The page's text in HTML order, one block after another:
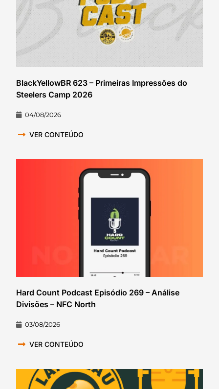
BlackYellowBR 623 – Primeiras Impressões do
Steelers Camp 2026
04/08/2026
VER CONTEÚDO
Hard Count Podcast Episódio 269 – Análise
Divisões – NFC North
03/08/2026
VER CONTEÚDO